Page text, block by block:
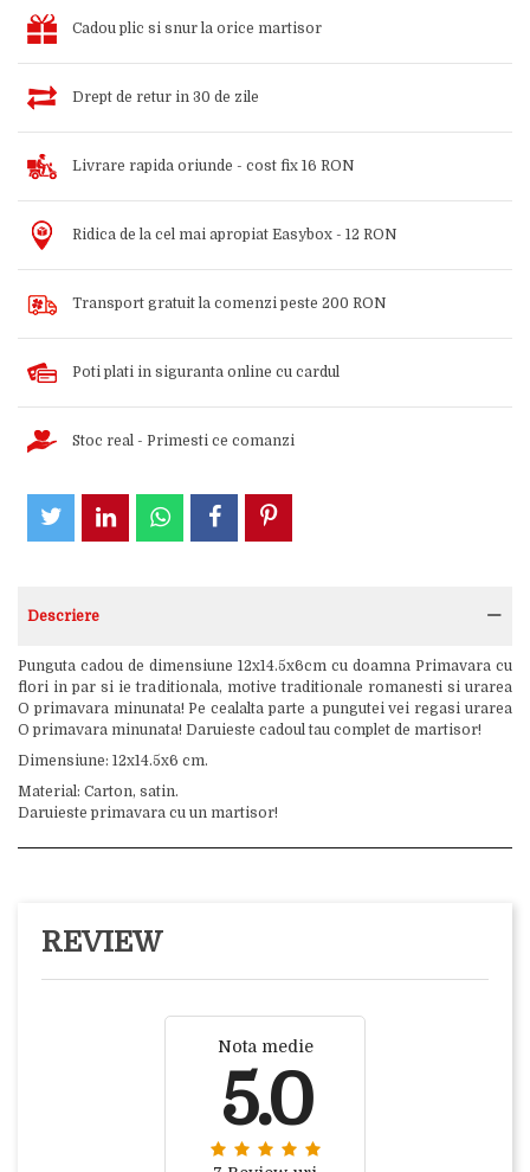
Cadou plic si snur la orice martisor
Drept de retur in 30 de zile
Livrare rapida oriunde - cost fix 16 RON
Ridica de la cel mai apropiat Easybox - 12 RON
Transport gratuit la comenzi peste 200 RON
Poti plati in siguranta online cu cardul
Stoc real - Primesti ce comanzi
Descriere
Punguta cadou de dimensiune 12x14.5x6cm cu doamna Primavara cu
flori in par si ie traditionala, motive traditionale romanesti si urarea
O primavara minunata! Pe cealalta parte a pungutei vei regasi urarea
O primavara minunata! Daruieste cadoul tau complet de martisor!
Dimensiune: 12x14.5x6 cm.
Material: Carton, satin.
Daruieste primavara cu un martisor!
REVIEW
Nota medie
5.0